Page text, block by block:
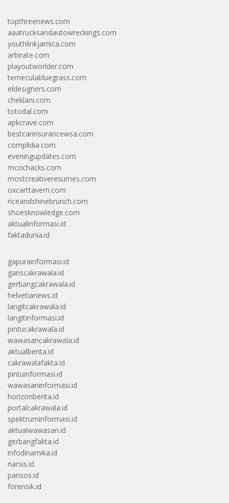
topthreenews.com
aaatrucksandautowreckings.com
youthlinkjamica.com
arbirate.com
playoutworlder.com
temeculabluegrass.com
eldesigners.com
cheklani.com
totodal.com
apkcrave.com
bestcarinsurancewsa.com
complidia.com
eveningupdates.com
mcochacks.com
mostcreativeresumes.com
oxcarttavern.com
riceandshinebrunch.com
shoesknowledge.com
aktualinformasi.id
faktadunia.id
gapurainformasi.id
gariscakrawala.id
gerbangcakrawala.id
helvetianews.id
langitcakrawala.id
langitinformasi.id
pintucakrawala.id
wawasancakrawala.id
aktualberita.id
cakrawalafakta.id
pintuinformasi.id
wawasaninformasi.id
horizonberita.id
portalcakrawala.id
spektruminformasi.id
aktualwawasan.id
gerbangfakta.id
infodinamika.id
narsis.id
pansos.id
forensik.id